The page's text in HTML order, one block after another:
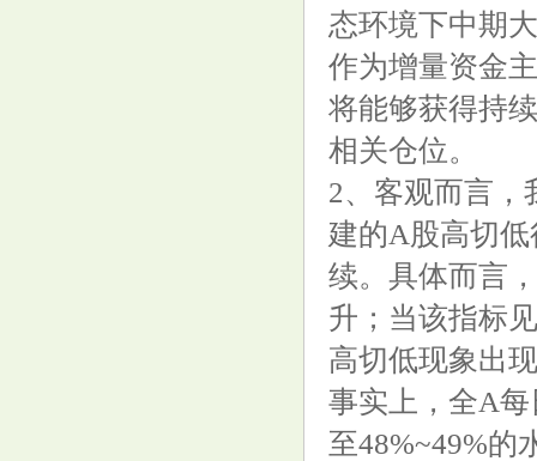
态环境下中期
作为增量资金
将能够获得持
相关仓位。
2、客观而言，
建的A股高切
续。具体而言
升；当该指标
高切低现象出
事实上，全A
至48%~49%的